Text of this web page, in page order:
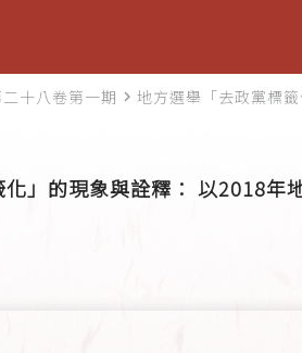
二十八卷第一期 navigate_next地方選舉「去政黨標
」的現象與詮釋： 以2018年